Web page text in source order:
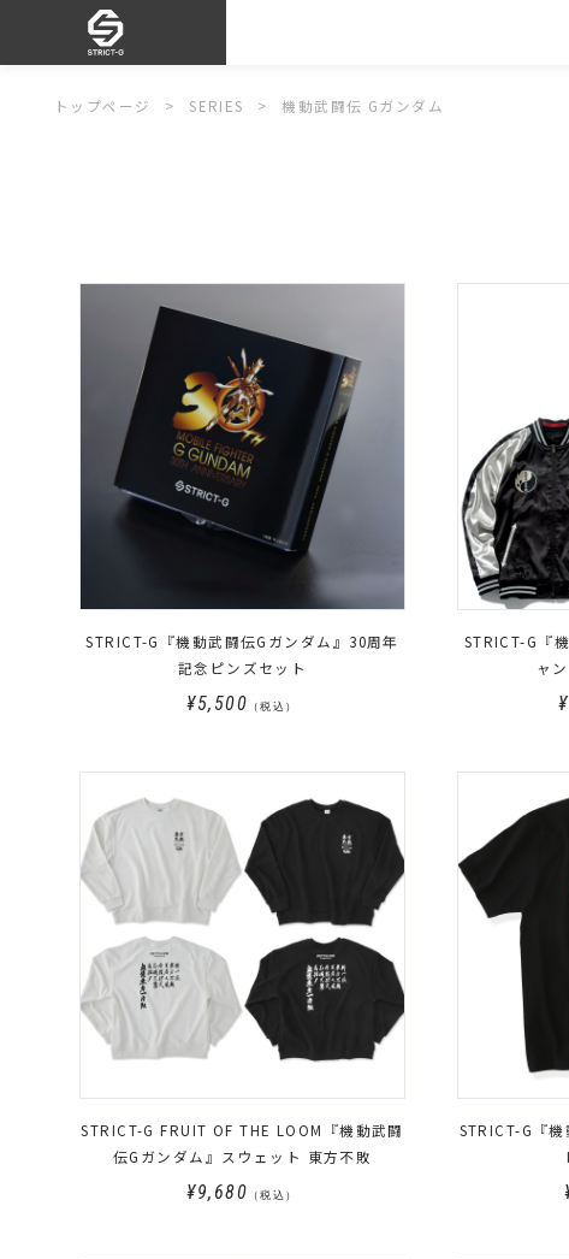
トップページ SERIES 機動武闘伝 Gガンダム
STRICT-G『機動武闘伝Gガンダム』30周年
記念ピンズセット
¥5,500 （税込）
STRICT-G『
ャ
STRICT-G FRUIT OF THE LOOM『機動武闘
伝Gガンダム』スウェット 東方不敗
¥9,680 （税込）
STRICT-G『